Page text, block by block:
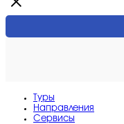
Туры
Направления
Сервисы